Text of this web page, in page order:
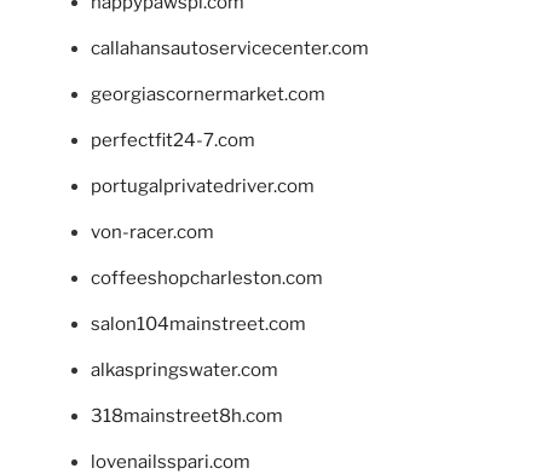
callahansautoservicecenter.com
georgiascornermarket.com
perfectfit24-7.com
portugalprivatedriver.com
von-racer.com
coffeeshopcharleston.com
salon104mainstreet.com
alkaspringswater.com
318mainstreet8h.com
lovenailsspari.com